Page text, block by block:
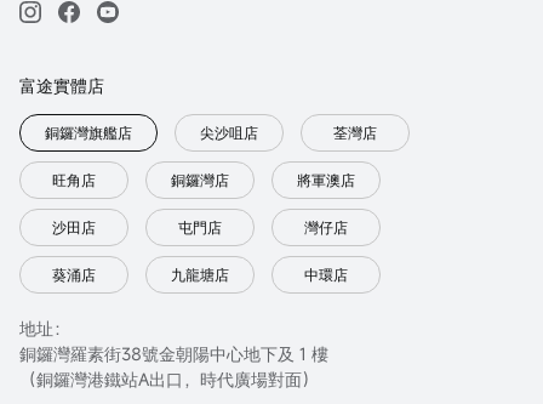
富途實體店
銅鑼灣旗艦店 尖沙咀店 荃灣店
旺角店 銅鑼灣店 將軍澳店
沙田店 屯門店 灣仔店
葵涌店 九龍塘店 中環店
地址：
銅鑼灣羅素街38號金朝陽中心地下及 1 樓
（銅鑼灣港鐵站A出口，時代廣場對面）